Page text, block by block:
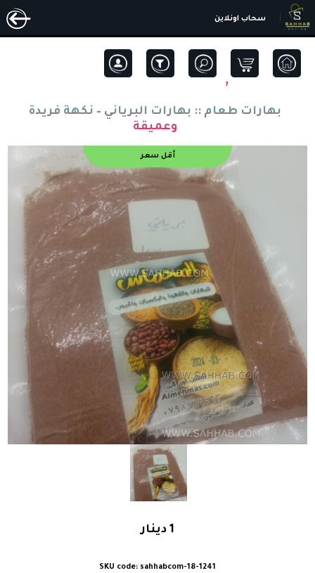
سحاب اونلاين
1
بهارات طعام :: بهارات البرياني – نكهة فريدة
وعميقة
أقل سعر
1 دينار
sahhabcom-18-1241